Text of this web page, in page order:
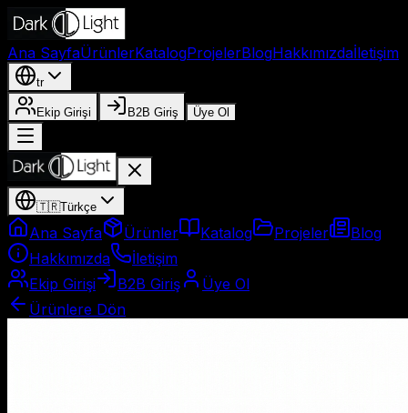
Ana SayfaÜrünlerKatalogProjelerBlogHakkımızdaİletişim
tr
Ekip Girişi B2B Giriş Üye Ol
🇹🇷Türkçe
Ana Sayfa Ürünler Katalog Projeler
Blog
Hakkımızda
İletişim
Ekip Girişi
B2B Giriş
Üye Ol
Ürünlere Dön